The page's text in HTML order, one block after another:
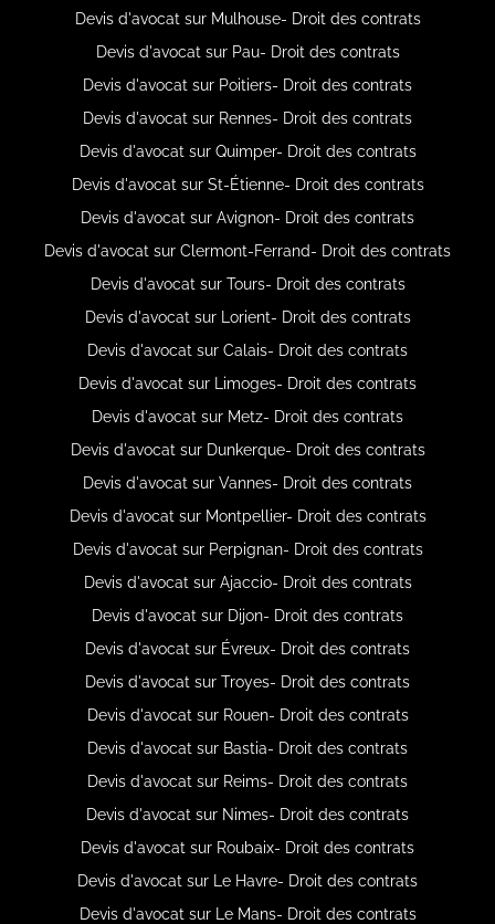
Devis d'avocat sur Mulhouse- Droit des contrats
Devis d'avocat sur Pau- Droit des contrats
Devis d'avocat sur Poitiers- Droit des contrats
Devis d'avocat sur Rennes- Droit des contrats
Devis d'avocat sur Quimper- Droit des contrats
Devis d'avocat sur St-Étienne- Droit des contrats
Devis d'avocat sur Avignon- Droit des contrats
Devis d'avocat sur Clermont-Ferrand- Droit des contrats
Devis d'avocat sur Tours- Droit des contrats
Devis d'avocat sur Lorient- Droit des contrats
Devis d'avocat sur Calais- Droit des contrats
Devis d'avocat sur Limoges- Droit des contrats
Devis d'avocat sur Metz- Droit des contrats
Devis d'avocat sur Dunkerque- Droit des contrats
Devis d'avocat sur Vannes- Droit des contrats
Devis d'avocat sur Montpellier- Droit des contrats
Devis d'avocat sur Perpignan- Droit des contrats
Devis d'avocat sur Ajaccio- Droit des contrats
Devis d'avocat sur Dijon- Droit des contrats
Devis d'avocat sur Évreux- Droit des contrats
Devis d'avocat sur Troyes- Droit des contrats
Devis d'avocat sur Rouen- Droit des contrats
Devis d'avocat sur Bastia- Droit des contrats
Devis d'avocat sur Reims- Droit des contrats
Devis d'avocat sur Nimes- Droit des contrats
Devis d'avocat sur Roubaix- Droit des contrats
Devis d'avocat sur Le Havre- Droit des contrats
Devis d'avocat sur Le Mans- Droit des contrats